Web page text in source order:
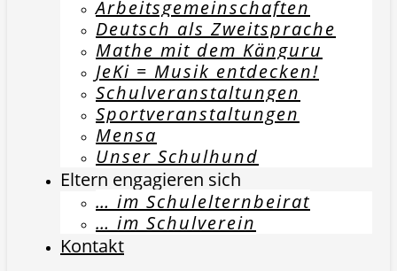
Arbeitsgemeinschaften
Deutsch als Zweitsprache
Mathe mit dem Känguru
JeKi = Musik entdecken!
Schulveranstaltungen
Sportveranstaltungen
Mensa
Unser Schulhund
Eltern engagieren sich
… im Schulelternbeirat
… im Schulverein
Kontakt